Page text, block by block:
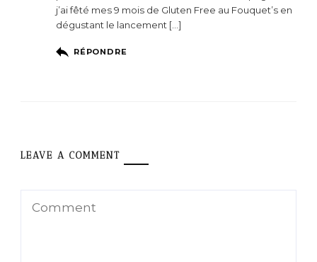
j’ai fêté mes 9 mois de Gluten Free au Fouquet’s en
dégustant le lancement […]
RÉPONDRE
LEAVE A COMMENT